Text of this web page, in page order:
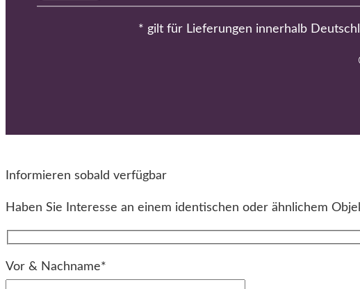
* gilt für Lieferungen innerhalb
Informieren sobald verfügbar
Haben Sie Interesse an einem identischen oder ähnlichem
Vor & Nachname*